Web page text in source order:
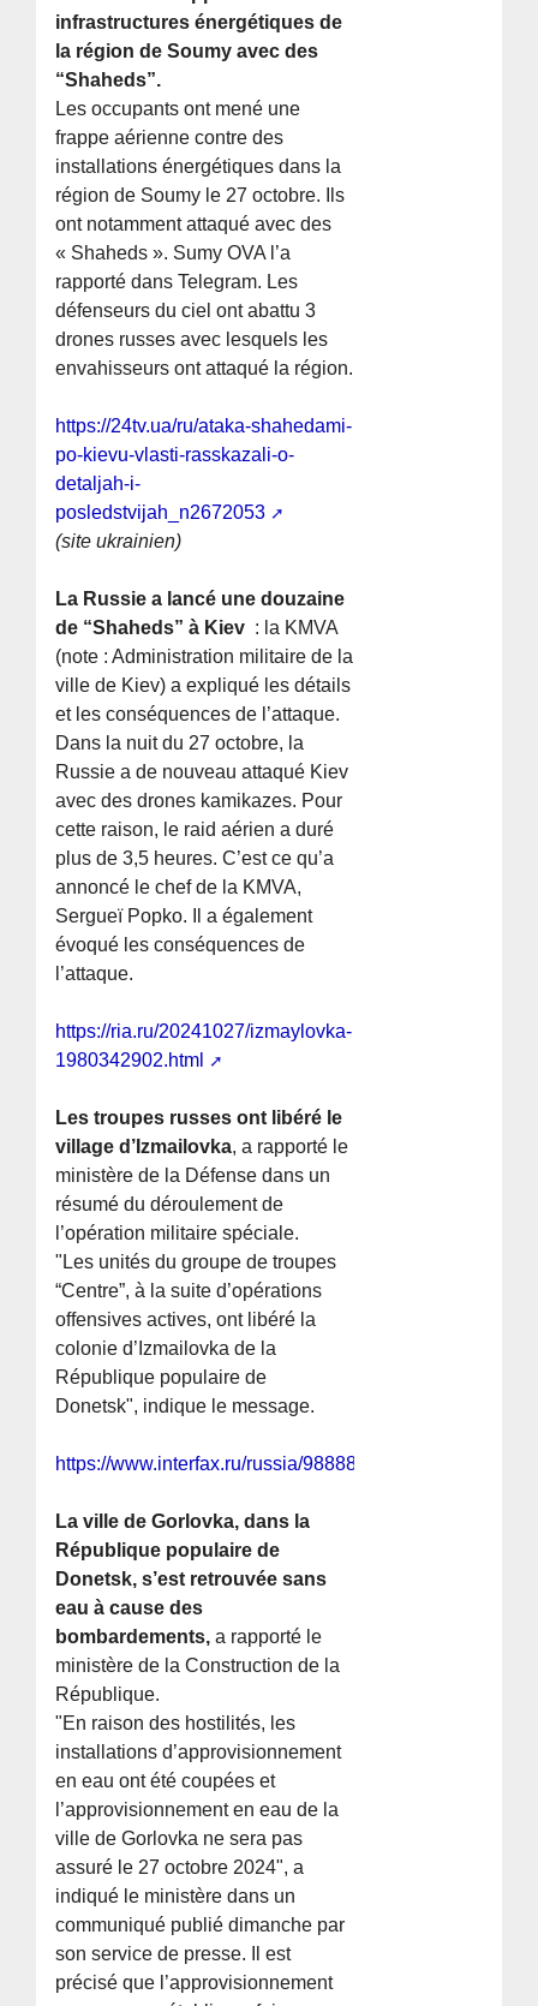
infrastructures énergétiques de
la région de Soumy avec des
“Shaheds”.
Les occupants ont mené une
frappe aérienne contre des
installations énergétiques dans la
région de Soumy le 27 octobre. Ils
ont notamment attaqué avec des
« Shaheds ». Sumy OVA l’a
rapporté dans Telegram. Les
défenseurs du ciel ont abattu 3
drones russes avec lesquels les
envahisseurs ont attaqué la région.
https://24tv.ua/ru/ataka-shahedami-
po-kievu-vlasti-rasskazali-o-
detaljah-i-
posledstvijah_n2672053
(site ukrainien)
La Russie a lancé une douzaine
de “Shaheds” à Kiev : la KMVA
(note : Administration militaire de la
ville de Kiev) a expliqué les détails
et les conséquences de l’attaque.
Dans la nuit du 27 octobre, la
Russie a de nouveau attaqué Kiev
avec des drones kamikazes. Pour
cette raison, le raid aérien a duré
plus de 3,5 heures. C’est ce qu’a
annoncé le chef de la KMVA,
Sergueï Popko. Il a également
évoqué les conséquences de
l’attaque.
https://ria.ru/20241027/izmaylovka-
1980342902.html
Les troupes russes ont libéré le
village d’Izmailovka, a rapporté le
ministère de la Défense dans un
résumé du déroulement de
l’opération militaire spéciale.
"Les unités du groupe de troupes
“Centre”, à la suite d’opérations
offensives actives, ont libéré la
colonie d’Izmailovka de la
République populaire de
Donetsk", indique le message.
https://www.interfax.ru/russia/988885
La ville de Gorlovka, dans la
République populaire de
Donetsk, s’est retrouvée sans
eau à cause des
bombardements, a rapporté le
ministère de la Construction de la
République.
"En raison des hostilités, les
installations d’approvisionnement
en eau ont été coupées et
l’approvisionnement en eau de la
ville de Gorlovka ne sera pas
assuré le 27 octobre 2024", a
indiqué le ministère dans un
communiqué publié dimanche par
son service de presse. Il est
précisé que l’approvisionnement